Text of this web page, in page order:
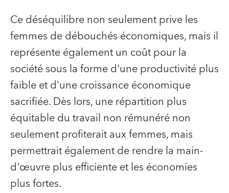
Ce déséquilibre non seulement prive les
femmes de débouchés économiques, mais il
représente également un coût pour la
société sous la forme d'une productivité plus
faible et d'une croissance économique
sacrifiée. Dès lors, une répartition plus
équitable du travail non rémunéré non
seulement profiterait aux femmes, mais
permettrait également de rendre la main-
d'œuvre plus efficiente et les économies
plus fortes.